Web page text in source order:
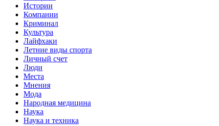
Истории
Компании
Криминал
Культура
Лайфхаки
Летние виды спорта
Личный счет
Люди
Места
Мнения
Мода
Народная медицина
Наука
Наука и техника